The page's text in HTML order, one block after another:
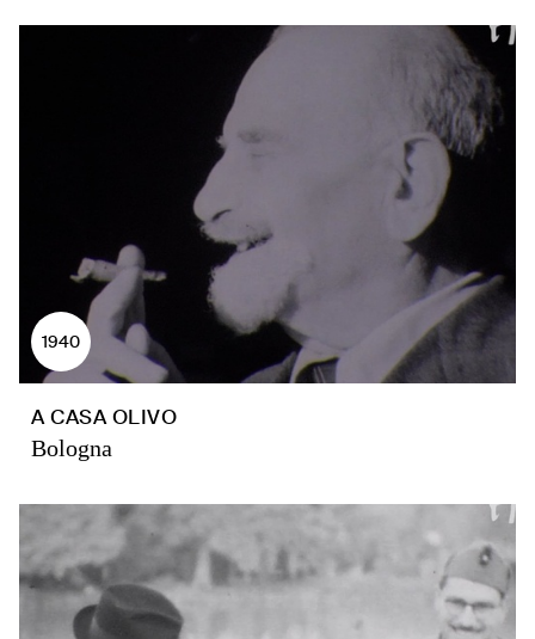
1940
A CASA OLIVO
Bologna